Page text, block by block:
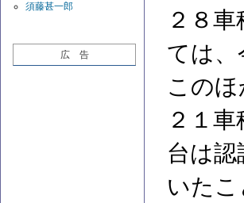
須藤甚一郎
広 告
２８
ては、
この
２１
台は
いた